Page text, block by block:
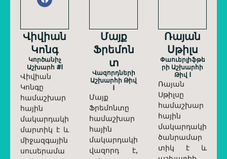
Վիվիան
Կոնգ
Կործանիչ
Աշխարհ #1
Վիվիան
Կոնգը
համաշխար
հային
մակարդակի
մարտիկ է և
միջազգային
սուսերամա
Մայք
Ֆրեմոն
Տ
Վազորդների
Աշխարհի Թիվ
1
Մայք
Ֆրեմոնտը
համաշխար
հային
մակարդակի
վազորդ է,
Ռայան
Սթիլս
Փաուերլիֆթե
Րի Աշխարհի
Թիվ 1
Ռայան
Սթիլսը
համաշխար
հային
մակարդակի
ծանրամար
տիկ է և